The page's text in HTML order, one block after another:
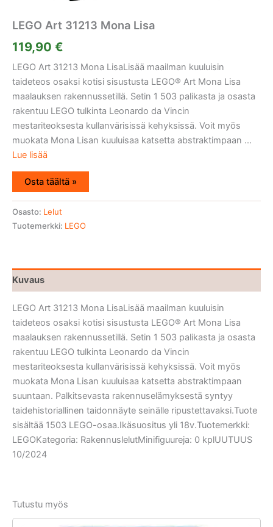
LEGO Art 31213 Mona Lisa
119,90 €
LEGO Art 31213 Mona LisaLisää maailman kuuluisin
taideteos osaksi kotisi sisustusta LEGO® Art Mona Lisa
maalauksen rakennussetillä. Setin 1 503 palikasta ja osasta
rakentuu LEGO tulkinta Leonardo da Vincin
mestariteoksesta kullanvärisissä kehyksissä. Voit myös
muokata Mona Lisan kuuluisaa katsetta abstraktimpaan ...
Lue lisää
Osta täältä »
Osasto: Lelut
Tuotemerkki: LEGO
Kuvaus
LEGO Art 31213 Mona LisaLisää maailman kuuluisin
taideteos osaksi kotisi sisustusta LEGO® Art Mona Lisa
maalauksen rakennussetillä. Setin 1 503 palikasta ja osasta
rakentuu LEGO tulkinta Leonardo da Vincin
mestariteoksesta kullanvärisissä kehyksissä. Voit myös
muokata Mona Lisan kuuluisaa katsetta abstraktimpaan
suuntaan. Palkitsevasta rakennuselämyksestä syntyy
taidehistoriallinen taidonnäyte seinälle ripustettavaksi.Tuote
sisältää 1503 LEGO-osaa.Ikäsuositus yli 18v.Tuotemerkki:
LEGOKategoria: RakennuslelutMinifiguureja: 0 kplUUTUUS
10/2024
Tutustu myös